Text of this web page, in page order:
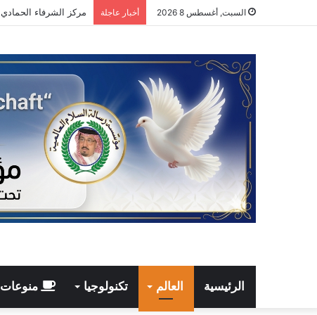
السبت, أغسطس 8 2026 أخبار عاجلة
الرئيسية العالم تكنولوجيا منوعات